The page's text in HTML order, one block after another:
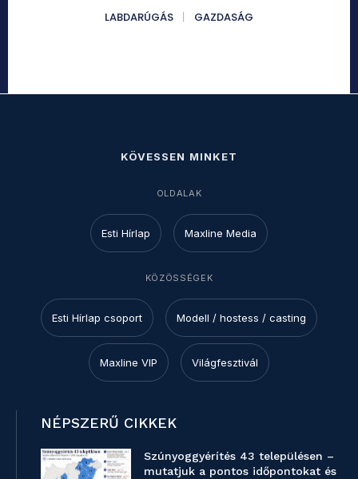
LABDARÚGÁS
GAZDASÁG
KÖVESSEN MINKET
OLDALAK
Esti Hírlap Maxline Media
KÖZÖSSÉGEK
Esti Hírlap csoport Modell / hostess / casting
Maxline VIP Világfesztivál
NÉPSZERŰ CIKKEK
Szúnyoggyérítés 43 településen –
mutatjuk a pontos időpontokat és